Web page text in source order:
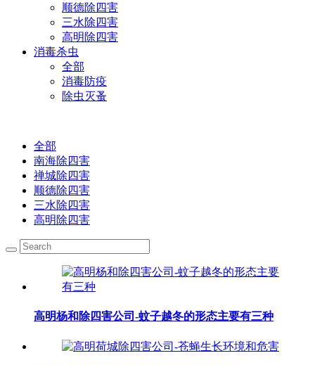
顺德除四害
三水除四害
高明除四害
消毒杀虫
全部
消毒防疫
除虫灭蚤
全部
南海除四害
禅城除四害
顺德除四害
三水除四害
高明除四害
高明杨和除四害公司-蚊子越冬的形态主要有三种